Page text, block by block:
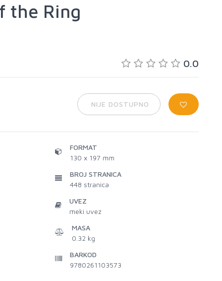
the Ring
0.0
NIJE DOSTUPNO
FORMAT
130 x 197 mm
BROJ STRANICA
448 stranica
UVEZ
meki uvez
MASA
0.32 kg
BARKOD
9780261103573